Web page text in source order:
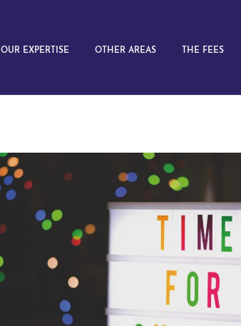
OUR EXPERTISE OTHER AREAS THE FEES